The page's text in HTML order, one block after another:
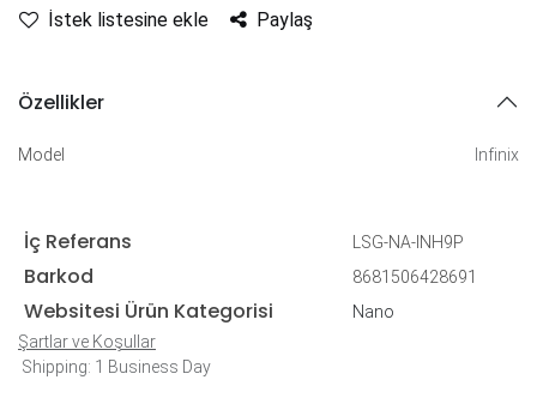
İstek listesine ekle Paylaş
Özellikler
Model Infinix
İç Referans LSG-NA-INH9P
Barkod 8681506428691
Websitesi Ürün Kategorisi
Nano
Şartlar ve Koşullar
Shipping: 1 Business Day